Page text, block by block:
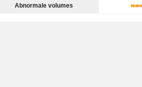
Abnormale volumes